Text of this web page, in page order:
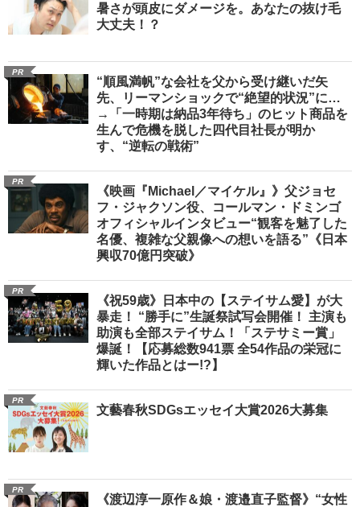
暑さが頭皮にダメージを。あなたの抜け毛
大丈夫！？
PR
“順風満帆”な会社を父から受け継いだ矢
先、リーマンショックで“絶望的状況”に…
→「一時期は納品3年待ち」のヒット商品を
生んで危機を脱した四代目社長が明か
す、“逆転の戦術”
PR
《映画『Michael／マイケル』》父ジョセ
フ・ジャクソン役、コールマン・ドミンゴ
オフィシャルインタビュー“観客を魅了した
名優、複雑な父親像への想いを語る”《日本
興収70億円突破》
PR
《祝59歳》日本中の【ステイサム愛】が大
暴走！ “勝手に”生誕祭試写会開催！ 主演も
助演も全部ステイサム！「ステサミー賞」
爆誕！【応募総数941票 全54作品の栄冠に
輝いた作品とはー!?】
PR
文藝春秋SDGsエッセイ大賞2026大募集
PR
《渡辺淳一原作＆娘・渡邉直子監督》“女性